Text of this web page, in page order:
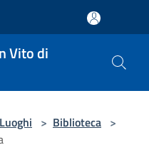
Vito di
Luoghi > Biblioteca >